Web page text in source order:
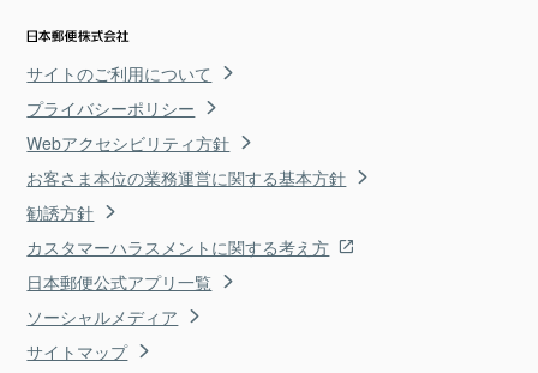
サイトのご利用について
プライバシーポリシー
Webアクセシビリティ方針
お客さま本位の業務運営に関する基本方針
勧誘方針
カスタマーハラスメントに関する考え方
日本郵便公式アプリ一覧
ソーシャルメディア
サイトマップ